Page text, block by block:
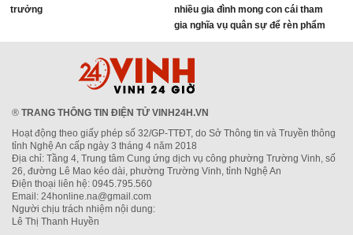
trưởng
nhiều gia đình mong con cái tham
gia nghĩa vụ quân sự để rèn phẩm
chất
® TRANG THÔNG TIN ĐIỆN TỬ VINH24H.VN
Hoạt động theo giấy phép số 32/GP-TTĐT, do Sở Thông tin và Truyền thông
tỉnh Nghệ An cấp ngày 3 tháng 4 năm 2018
Địa chỉ: Tầng 4, Trung tâm Cung ứng dịch vụ công phường Trường Vinh, số
26, đường Lê Mao kéo dài, phường Trường Vinh, tỉnh Nghệ An
Điện thoại liên hệ: 0945.795.560
Email: 24honline.na@gmail.com
Người chịu trách nhiệm nội dung:
Lê Thị Thanh Huyền